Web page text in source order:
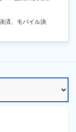
済、モバイル決